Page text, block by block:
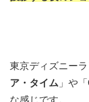
東京ディズニー
ア・タイム 」や「
な感じです。